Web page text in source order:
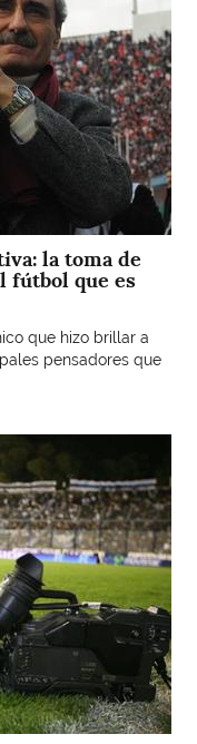
la toma de
fútbol que es
que hizo brillar a
pensadores que